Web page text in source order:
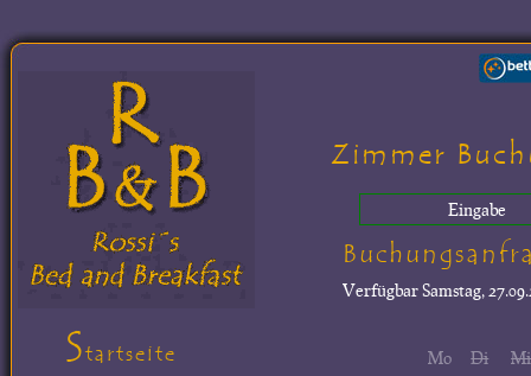
Zimmer
Eingabe
VerfügbarSamstag,
Mo
Di
Mi
Startseite